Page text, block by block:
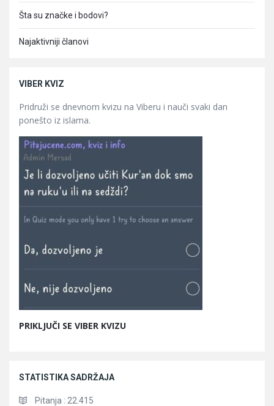
Šta su značke i bodovi?
Najaktivniji članovi
VIBER KVIZ
Pridruži se dnevnom kvizu na Viberu i nauči svaki dan
ponešto iz islama.
PRIKLJUČI SE VIBER KVIZU
STATISTIKA SADRŽAJA
Pitanja : 22.415